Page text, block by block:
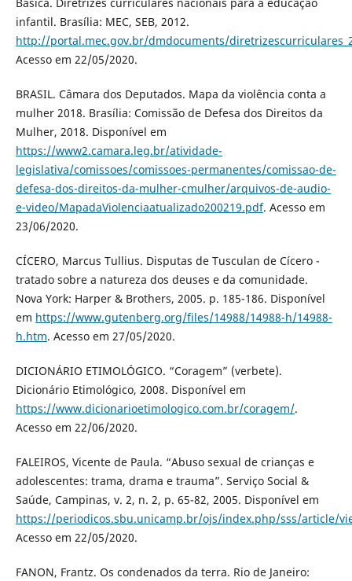
infantil. Brasília: MEC, SEB, 2012.
http://portal.mec.gov.br/dmdocuments/
Acesso em 22/05/2020.
BRASIL. Câmara dos Deputados. Mapa da violência conta a
mulher 2018. Brasília: Comissão de Defesa dos Direitos da
Mulher, 2018. Disponível em
https://www2.camara.leg.br/atividade-
legislativa/comissoes/comissoes-permanentes/comissao-de-
defesa-dos-direitos-da-mulher-cmulher/arquivos-de-audio-
e-video/MapadaViolenciaatualizado200219.pdf. Acesso em
23/06/2020.
CÍCERO, Marcus Tullius. Disputas de Tusculan de Cícero -
tratado sobre a natureza dos deuses e da comunidade.
Nova York: Harper & Brothers, 2005. p. 185-186. Disponível
em https://www.gutenberg.org/files/14988/14988-h/14988-
h.htm. Acesso em 27/05/2020.
DICIONÁRIO ETIMOLÓGICO. “Coragem” (verbete).
Dicionário Etimológico, 2008. Disponível em
https://www.dicionarioetimologico.com.br/coragem/.
Acesso em 22/06/2020.
FALEIROS, Vicente de Paula. “Abuso sexual de crianças e
adolescentes: trama, drama e trauma”. Serviço Social &
Saúde, Campinas, v. 2, n. 2, p. 65-82, 2005. Disponível em
https://periodicos.sbu.unicamp.br/ojs/index.php/sss/article/
Acesso em 22/05/2020.
FANON, Frantz. Os condenados da terra. Rio de Janeiro: